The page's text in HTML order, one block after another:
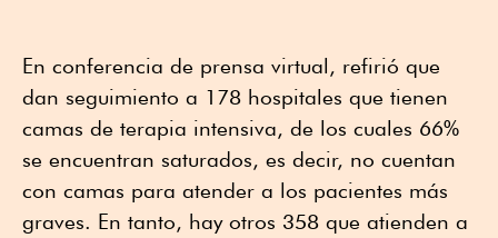
En conferencia de prensa virtual, refirió que
dan seguimiento a 178 hospitales que tienen
camas de terapia intensiva, de los cuales 66%
se encuentran saturados, es decir, no cuentan
con camas para atender a los pacientes más
graves. En tanto, hay otros 358 que atienden a